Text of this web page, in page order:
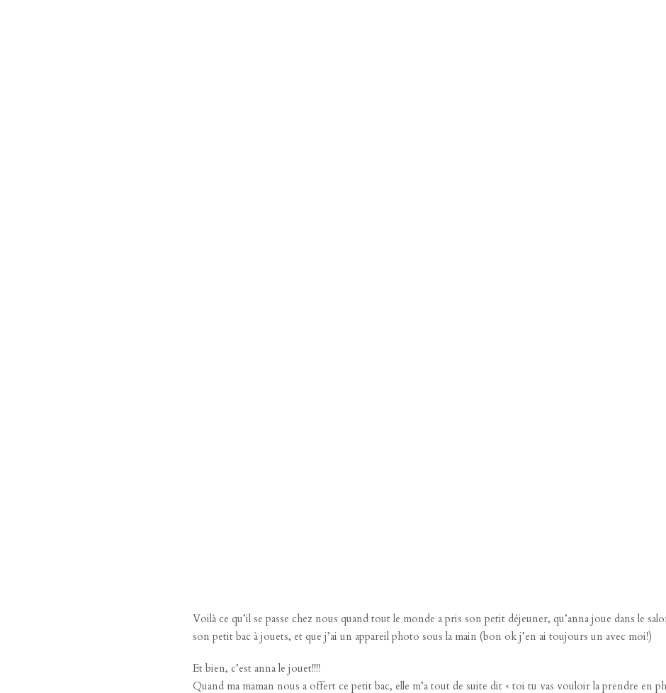
Voilà ce qu’il se passe chez nous quand tout le monde a pris son petit déjeuner, qu’anna joue dans le
son petit bac à jouets, et que j’ai un appareil photo sous la main (bon ok j’en ai toujours un avec moi!)
Et bien, c’est anna le jouet!!!!
Quand ma maman nous a offert ce petit bac, elle m’a tout de suite dit « toi tu vas vouloir la prendre en